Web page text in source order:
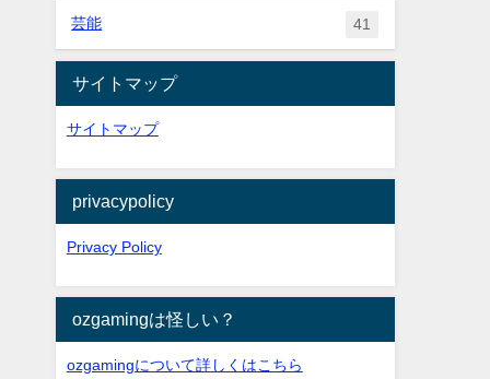
芸能 41
サイトマップ
サイトマップ
privacypolicy
Privacy Policy
ozgamingは怪しい？
ozgamingについて詳しくはこちら